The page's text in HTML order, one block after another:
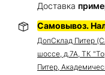
Доставка
Самовывоз.
ДопСклад Питер
шоссе, д.7А, ТК
Питер,